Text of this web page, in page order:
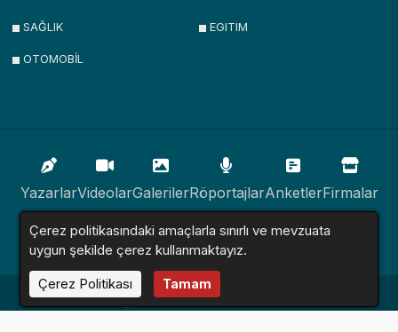
SAĞLIK EGITIM
OTOMOBİL
YazarlarVideolarGalerilerRöportajlarAnketlerFirmalar
İlanlarResmi İlanlarSitemap
Haber Sitesi © 2016 - 2024. Tüm Hakları Saklıdır.
Çerez politikasındaki amaçlarla sınırlı ve mevzuata
uygun şekilde çerez kullanmaktayız.
Çerez Politikası
Tamam